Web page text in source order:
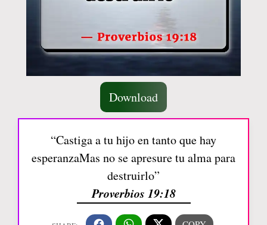
Download
“Castiga a tu hijo en tanto que hay
esperanzaMas no se apresure tu alma para
destruirlo”
Proverbios 19:18